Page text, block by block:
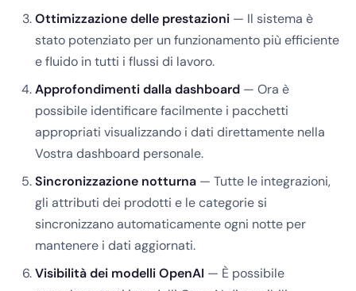
Ottimizzazione delle prestazioni — Il sistema è
stato potenziato per un funzionamento più efficiente
e fluido in tutti i flussi di lavoro.
Approfondimenti dalla dashboard — Ora è
possibile identificare facilmente i pacchetti
appropriati visualizzando i dati direttamente nella
Vostra dashboard personale.
Sincronizzazione notturna — Tutte le integrazioni,
gli attributi dei prodotti e le categorie si
sincronizzano automaticamente ogni notte per
mantenere i dati aggiornati.
Visibilità dei modelli OpenAI — È possibile